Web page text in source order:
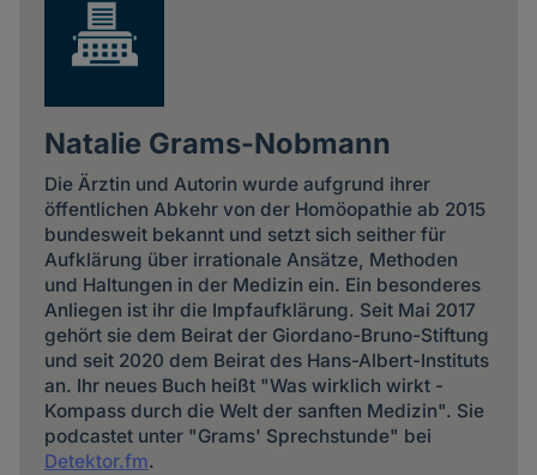
Natalie Grams-Nobmann
Die Ärztin und Autorin wurde aufgrund ihrer
öffentlichen Abkehr von der Homöopathie ab 2015
bundesweit bekannt und setzt sich seither für
Aufklärung über irrationale Ansätze, Methoden
und Haltungen in der Medizin ein. Ein besonderes
Anliegen ist ihr die Impfaufklärung. Seit Mai 2017
gehört sie dem Beirat der Giordano-Bruno-Stiftung
und seit 2020 dem Beirat des Hans-Albert-Instituts
an. Ihr neues Buch heißt "Was wirklich wirkt -
Kompass durch die Welt der sanften Medizin". Sie
podcastet unter "Grams' Sprechstunde" bei
Detektor.fm.